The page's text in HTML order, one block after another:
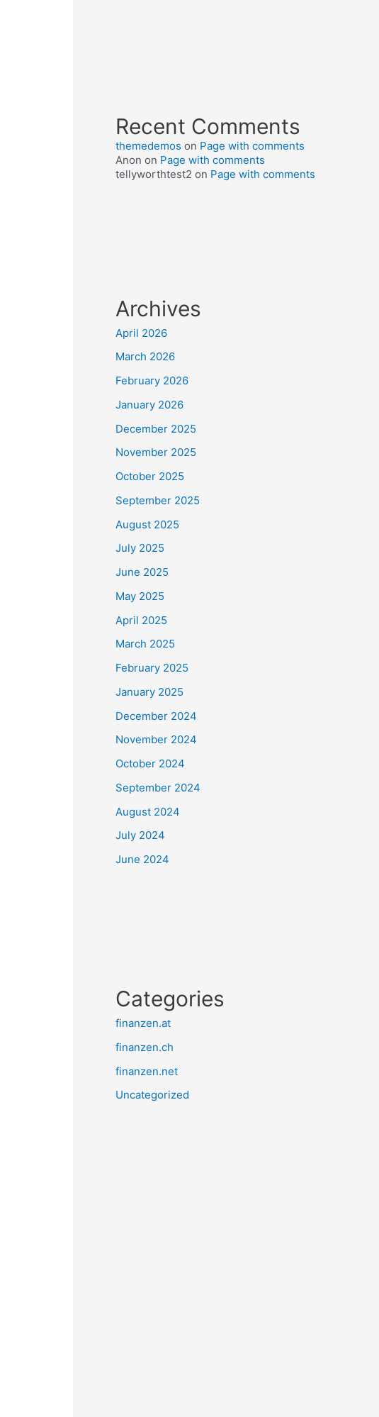
Recent Comments
themedemos on Page with comments
Anon on Page with comments
tellyworthtest2 on Page with comments
Archives
April 2026
March 2026
February 2026
January 2026
December 2025
November 2025
October 2025
September 2025
August 2025
July 2025
June 2025
May 2025
April 2025
March 2025
February 2025
January 2025
December 2024
November 2024
October 2024
September 2024
August 2024
July 2024
June 2024
Categories
finanzen.at
finanzen.ch
finanzen.net
Uncategorized